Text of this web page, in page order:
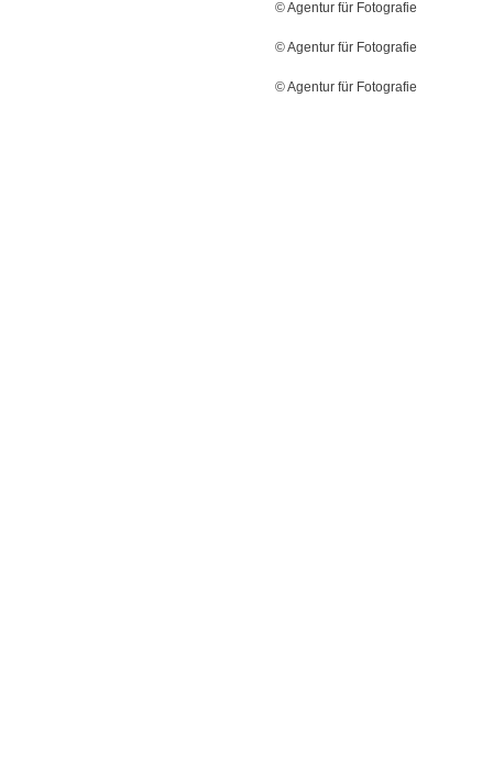
© Agentur für Fotografie
© Agentur für Fotografie
© Agentur für Fotografie